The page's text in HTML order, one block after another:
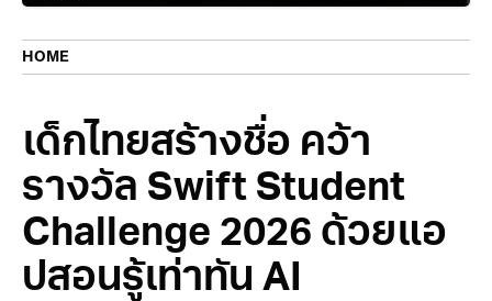
HOME
เด็กไทยสร้างชื่อ คว้า
รางวัล Swift Student
Challenge 2026 ด้วยแอ
ปสอนรู้เท่าทัน AI